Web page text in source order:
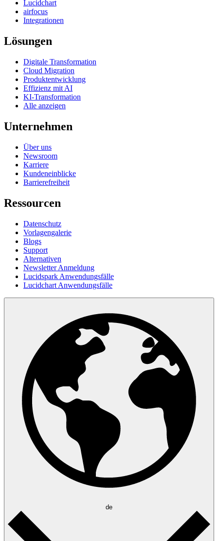
Lucidchart
airfocus
Integrationen
Lösungen
Digitale Transformation
Cloud Migration
Produktentwicklung
Effizienz mit AI
KI-Transformation
Alle anzeigen
Unternehmen
Über uns
Newsroom
Karriere
Kundeneinblicke
Barrierefreiheit
Ressourcen
Datenschutz
Vorlagengalerie
Blogs
Support
Alternativen
Newsletter Anmeldung
Lucidspark Anwendungsfälle
Lucidchart Anwendungsfälle
de